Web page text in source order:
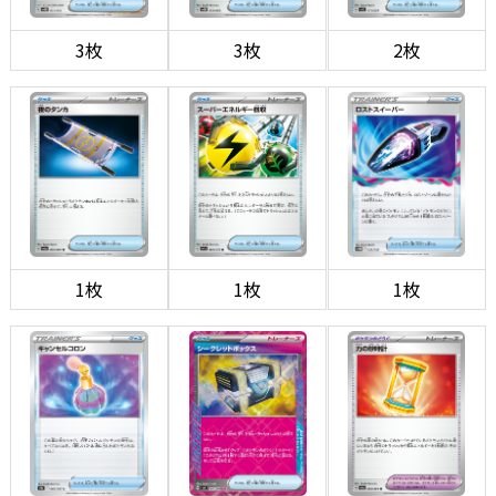
3枚 3枚 2枚
1枚 1枚 1枚